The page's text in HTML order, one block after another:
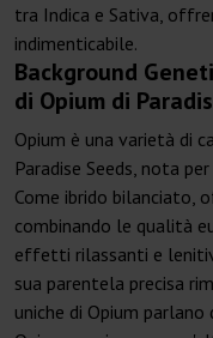
tra Indica e Sativa,
indimenticabile.
Background
di Opium di
Opium è una varietà di
Paradise Seeds, nota
Come ibrido bilanciato,
combinando le qualità
effetti rilassanti e
sua parentela precisa
uniche di Opium